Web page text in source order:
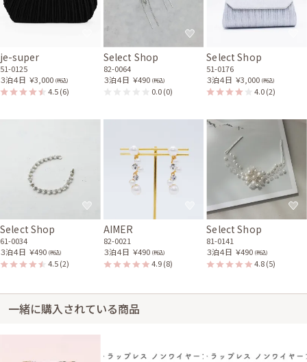
je-super
51-0125
３泊４日 ￥3,000 (税込)
4.5(6)
Select Shop
82-0064
３泊４日 ￥490 (税込)
0.0(0)
Select Shop
51-0176
３泊４日 ￥3,000 (税込)
4.0(2)
Select Shop
61-0034
３泊４日 ￥490 (税込)
4.5(2)
AIMER
82-0021
３泊４日 ￥490 (税込)
4.9(8)
Select Shop
81-0141
３泊４日 ￥490 (税込)
4.8(5)
一緒に購入されている商品